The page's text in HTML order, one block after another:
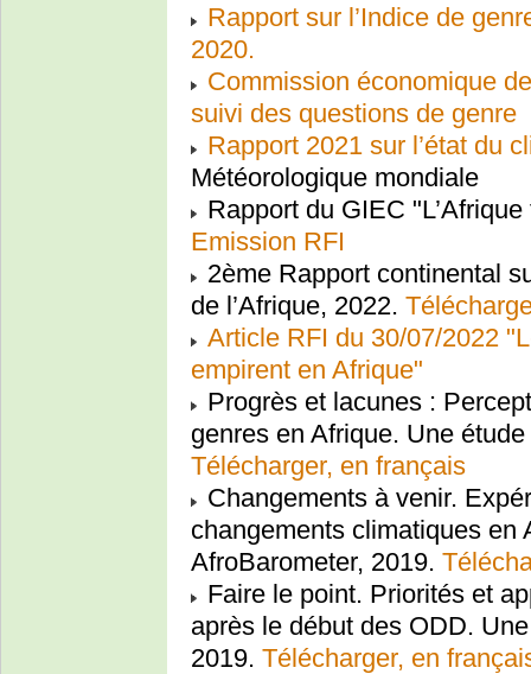
Rapport sur l’Indice de
2020.
Commission économique
suivi des questions de genre
Rapport 2021 sur l’état du
Météorologique mondiale
Rapport du GIEC
Emission RFI
2ème Rapport continental
de l’Afrique, 2022.
Article RFI du 30/07/2022
empirent en Afrique"
Progrès et lacunes :
genres en Afrique. Une
Télécharger, en français
Changements à venir.
changements climatiques en
AfroBarometer, 2019.
Faire le point. Priorités et
après le début des ODD.
2019. Télécharger, en